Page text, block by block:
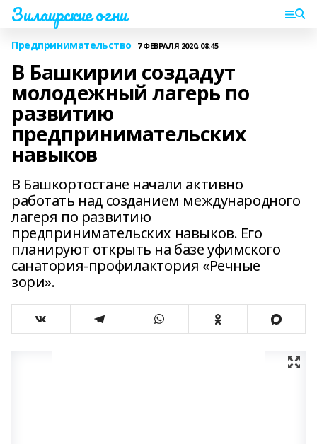
Зилаирские огни
Предпринимательство 7 ФЕВРАЛЯ 2020, 08:45
В Башкирии создадут
молодежный лагерь по
развитию
предпринимательских
навыков
В Башкортостане начали активно
работать над созданием международного
лагеря по развитию
предпринимательских навыков. Его
планируют открыть на базе уфимского
санатория-профилактория «Речные
зори».